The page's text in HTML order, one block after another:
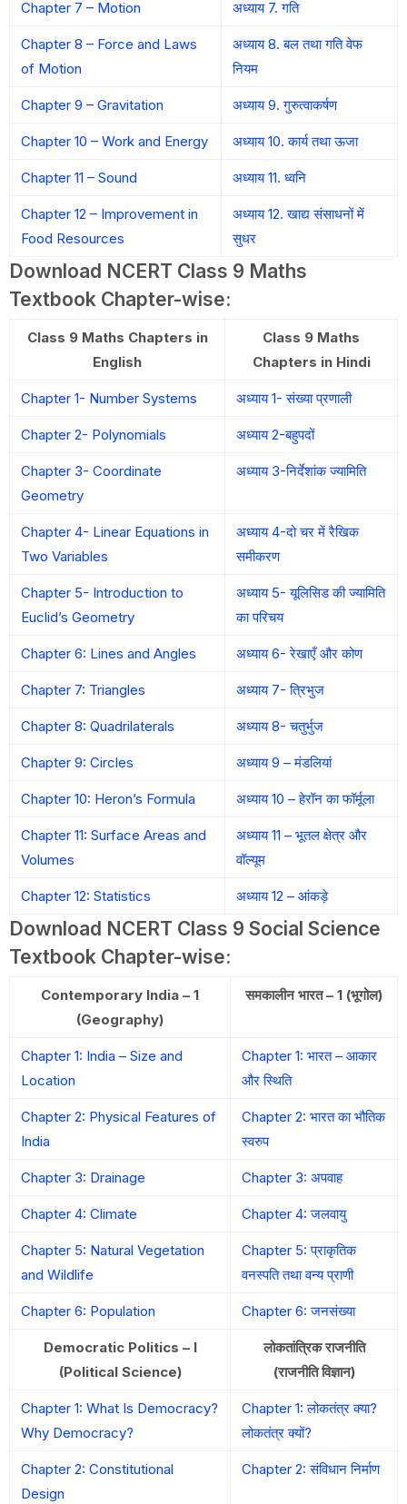
Chapter 7 – Motion अध्याय 7. गति
Chapter 8 – Force and Laws
of Motion
अध्याय 8. बल तथा गति वेफ
नियम
Chapter 9 – Gravitation अध्याय 9. गुरुत्वाकर्षण
Chapter 10 – Work and Energy अध्याय 10. कार्य तथा ऊजा
Chapter 11 – Sound अध्याय 11. ध्वनि
Chapter 12 – Improvement in
Food Resources
अध्याय 12. खाद्य संसाधनों में
सुधर
Download NCERT Class 9 Maths
Textbook Chapter-wise:
Class 9 Maths Chapters in
English
Class 9 Maths
Chapters in Hindi
Chapter 1- Number Systems अध्याय 1- संख्या प्रणाली
Chapter 2- Polynomials अध्याय 2-बहुपदों
Chapter 3- Coordinate
Geometry
अध्याय 3-निर्देशांक ज्यामिति
Chapter 4- Linear Equations in
Two Variables
अध्याय 4-दो चर में रैखिक
समीकरण
Chapter 5- Introduction to
Euclid’s Geometry
अध्याय 5- यूलिसिड की ज्यामिति
का परिचय
Chapter 6: Lines and Angles अध्याय 6- रेखाएँ और कोण
Chapter 7: Triangles अध्याय 7- त्रिभुज
Chapter 8: Quadrilaterals अध्याय 8- चतुर्भुज
Chapter 9: Circles अध्याय 9 – मंडलियां
Chapter 10: Heron’s Formula अध्याय 10 – हेरॉन का फॉर्मूला
Chapter 11: Surface Areas and
Volumes
अध्याय 11 – भूतल क्षेत्र और
वॉल्यूम
Chapter 12: Statistics अध्याय 12 – आंकड़े
Download NCERT Class 9 Social Science
Textbook Chapter-wise:
Contemporary India – 1
(Geography)
समकालीन भारत – 1 (भूगोल)
Chapter 1: India – Size and
Location
Chapter 1: भारत – आकार
और स्थिति
Chapter 2: Physical Features of
India
Chapter 2: भारत का भौतिक
स्वरुप
Chapter 3: Drainage Chapter 3: अपवाह
Chapter 4: Climate Chapter 4: जलवायु
Chapter 5: Natural Vegetation
and Wildlife
Chapter 5: प्राकृतिक
वनस्पति तथा वन्य प्राणी
Chapter 6: Population Chapter 6: जनसंख्या
Democratic Politics – I
(Political Science)
लोकतांत्रिक राजनीति
(राजनीति विज्ञान)
Chapter 1: What Is Democracy?
Why Democracy?
Chapter 1: लोकतंत्र क्या?
लोकतंत्र क्यों?
Chapter 2: Constitutional
Design
Chapter 2: संविधान निर्माण